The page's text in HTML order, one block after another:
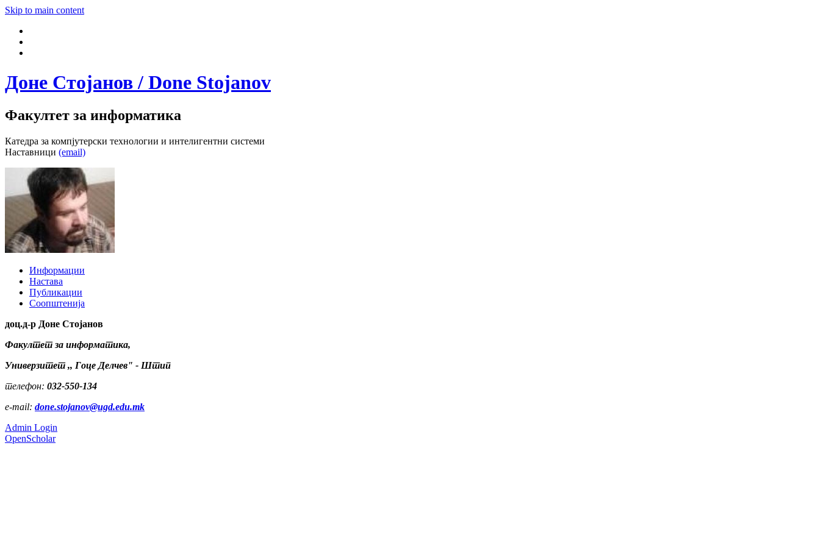
Skip to main content
Доне Стојанов / Done Stojanov
Факултет за информатика
Катедра за компјутерски технологии и интелигентни системи
Наставници (email)
Информации
Настава
Публикации
Соопштенија
доц.д-р Доне Стојанов
Факултет за информатика,
Универзитет ,, Гоце Делчев" - Штип
телефон: 032-550-134
e-mail: done.stojanov@ugd.edu.mk
Admin Login
OpenScholar